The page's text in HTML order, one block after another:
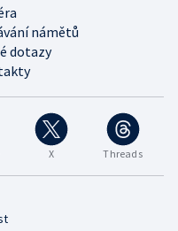
X Threads
námětů
dotazy